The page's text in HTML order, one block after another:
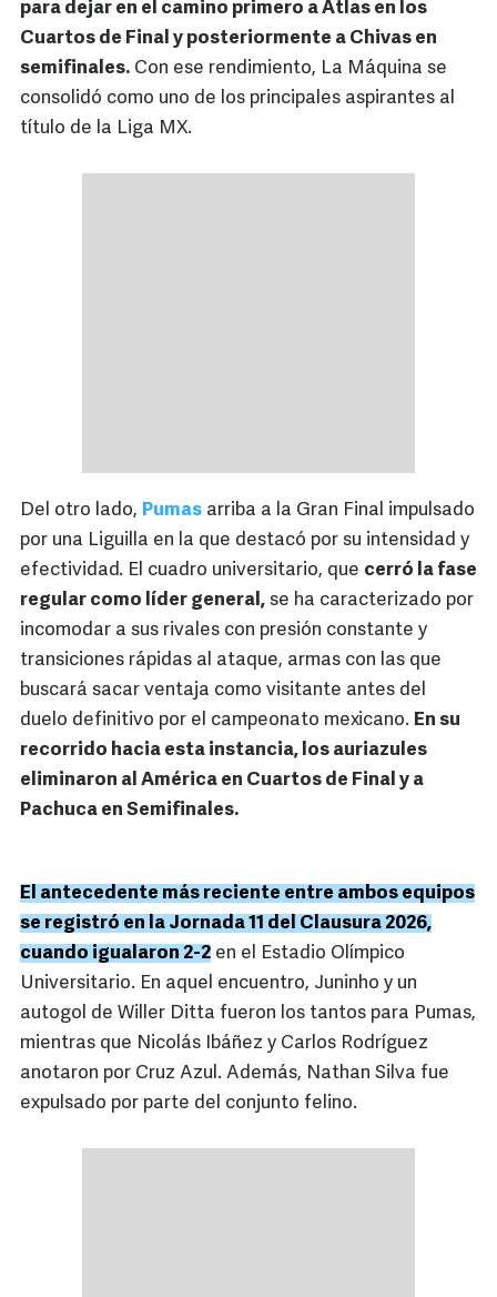
para dejar en el camino primero a Atlas en los
Cuartos de Final y posteriormente a Chivas en
semifinales. Con ese rendimiento, La Máquina se
consolidó como uno de los principales aspirantes al
título de la Liga MX.
Del otro lado, Pumas arriba a la Gran Final impulsado
por una Liguilla en la que destacó por su intensidad y
efectividad. El cuadro universitario, que cerró la fase
regular como líder general, se ha caracterizado por
incomodar a sus rivales con presión constante y
transiciones rápidas al ataque, armas con las que
buscará sacar ventaja como visitante antes del
duelo definitivo por el campeonato mexicano. En su
recorrido hacia esta instancia, los auriazules
eliminaron al América en Cuartos de Final y a
Pachuca en Semifinales.
El antecedente más reciente entre ambos equipos
se registró en la Jornada 11 del Clausura 2026,
cuando igualaron 2-2 en el Estadio Olímpico
Universitario. En aquel encuentro, Juninho y un
autogol de Willer Ditta fueron los tantos para Pumas,
mientras que Nicolás Ibáñez y Carlos Rodríguez
anotaron por Cruz Azul. Además, Nathan Silva fue
expulsado por parte del conjunto felino.